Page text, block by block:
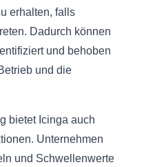
erhalten, falls
Dadurch können
und behoben
und die
bietet Icinga auch
Unternehmen
und Schwellenwerte